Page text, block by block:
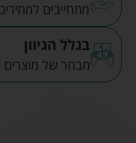
מתחייבים
בגלל הגיוון
מבחר של מוצרים